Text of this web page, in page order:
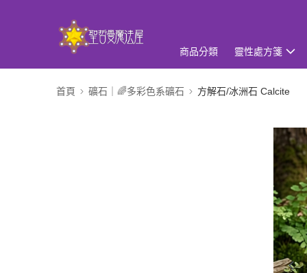
商品分類 靈性處方箋
首頁 礦石｜🌈多彩色系礦石 方解石/冰洲石 Calcite